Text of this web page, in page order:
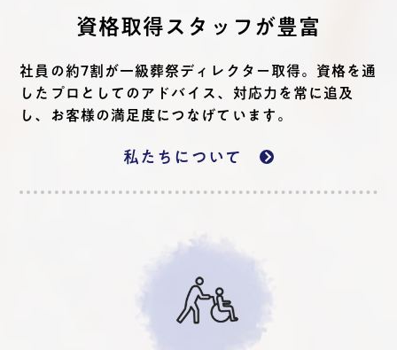
資格取得スタッフが豊富
社員の約7割が一級葬祭ディレクター取得。資格を通
したプロとしてのアドバイス、対応力を常に追及
し、お客様の満足度につなげています。
私たちについて